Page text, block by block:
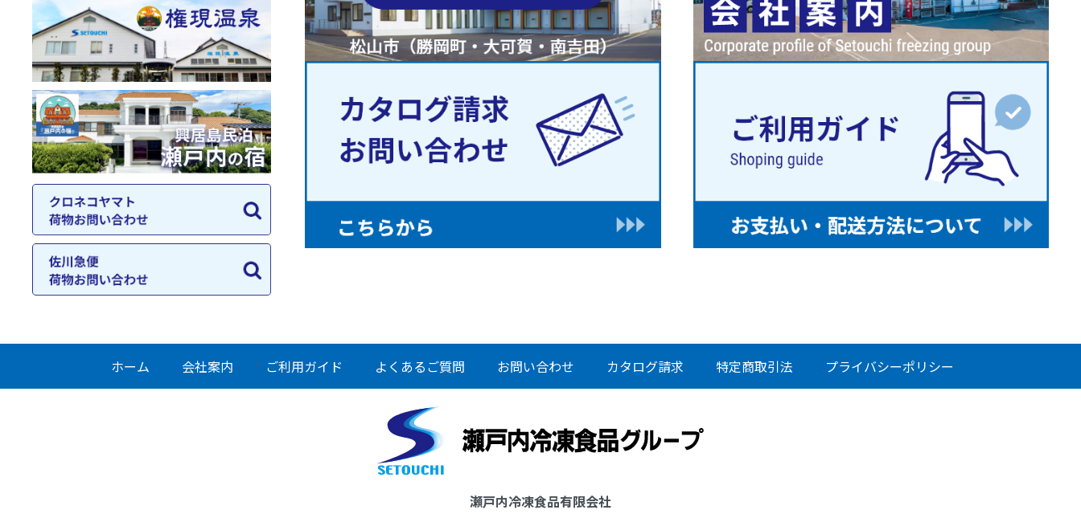
ホーム 会社案内 ご利用ガイド よくあるご質問 お問い合わせ カタログ請求 特定商取引法 プライバシーポリシー
瀬戸内冷凍食品有限会社